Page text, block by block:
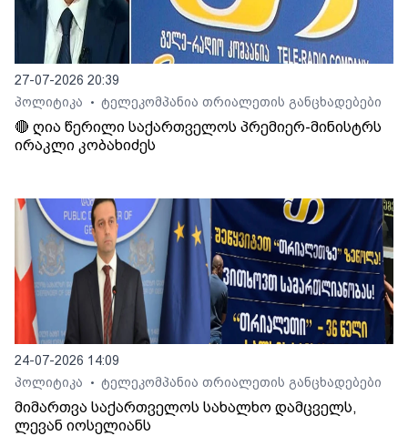
27-07-2026 20:39
პოლიტიკა
• ტელეკომპანია თრიალეთის განცხადებები
🔴 ღია წერილი საქართველოს პრემიერ-მინისტრს
ირაკლი კობახიძეს
24-07-2026 14:09
პოლიტიკა
• ტელეკომპანია თრიალეთის განცხადებები
მიმართვა საქართველოს სახალხო დამცველს,
ლევან იოსელიანს